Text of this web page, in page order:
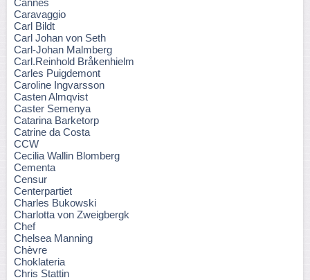
Cannes
Caravaggio
Carl Bildt
Carl Johan von Seth
Carl-Johan Malmberg
Carl.Reinhold Bråkenhielm
Carles Puigdemont
Caroline Ingvarsson
Casten Almqvist
Caster Semenya
Catarina Barketorp
Catrine da Costa
CCW
Cecilia Wallin Blomberg
Cementa
Censur
Centerpartiet
Charles Bukowski
Charlotta von Zweigbergk
Chef
Chelsea Manning
Chèvre
Choklateria
Chris Stattin